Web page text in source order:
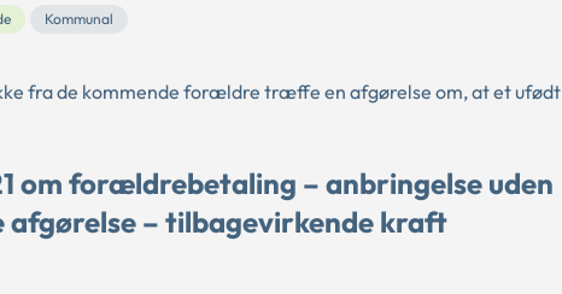
Kommunal
fra de kommende forældre træffe en afgørelse om, at et ufødt
om forældrebetaling – anbringelse uden
afgørelse – tilbagevirkende kraft